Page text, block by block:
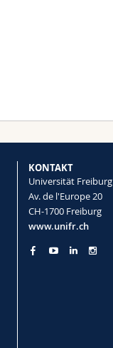
KONTAKT
Universität Freiburg
Av. de l'Europe 20
CH-1700 Freiburg
www.unifr.ch